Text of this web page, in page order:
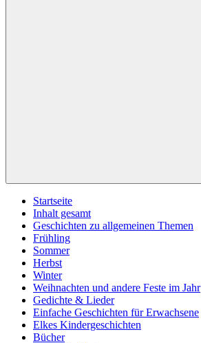
Startseite
Inhalt gesamt
Geschichten zu allgemeinen Themen
Frühling
Sommer
Herbst
Winter
Weihnachten und andere Feste im Jahr
Gedichte & Lieder
Einfache Geschichten für Erwachsene
Elkes Kindergeschichten
Bücher